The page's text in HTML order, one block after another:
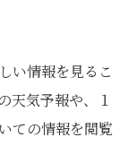
い情報を見るこ
天気予報や、１
ての情報を閲覧